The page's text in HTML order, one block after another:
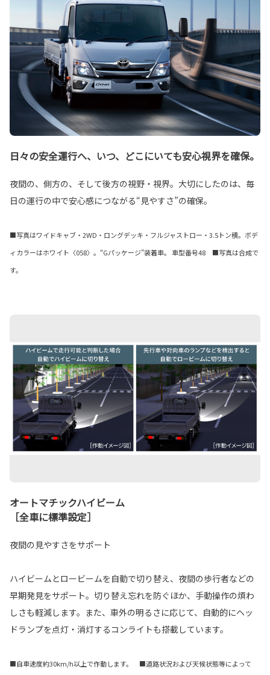
日々の安全運行へ、いつ、どこにいても安心視界を確保。
夜間の、側方の、そして後方の視野・視界。大切にしたのは、毎
日の運行の中で安心感につながる“見やすさ”の確保。
■写真はワイドキャブ・2WD・ロングデッキ・フルジャストロー・3.5トン積。ボデ
ィカラーはホワイト〈058〉。“Gパッケージ”装着車。 車型番号48 ■写真は合成で
す。
オートマチックハイビーム
［全車に標準設定］
夜間の見やすさをサポート
ハイビームとロービームを自動で切り替え、夜間の歩行者などの
早期発見をサポート。切り替え忘れを防ぐほか、手動操作の煩わ
しさも軽減します。また、車外の明るさに応じて、自動的にヘッ
ドランプを点灯・消灯するコンライトも搭載しています。
■自車速度約30km/h以上で作動します。 ■道路状況および天候状態等によって